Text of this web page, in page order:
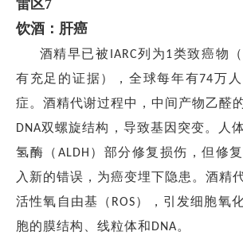
雷区7
饮酒：肝癌
酒精早已被 IARC列为1类致癌物
有充足的证据），全球每年有74万
症。酒精代谢过程中，中间产物乙醛
DNA双螺旋结构，导致基因突变。人
氢酶 （ ALDH ） 部分修复损伤，但修
入新的错误，为癌变埋下隐患。酒精
活性氧自由基（ ROS），引发细胞氧
胞的膜结构、线粒体和 DNA。